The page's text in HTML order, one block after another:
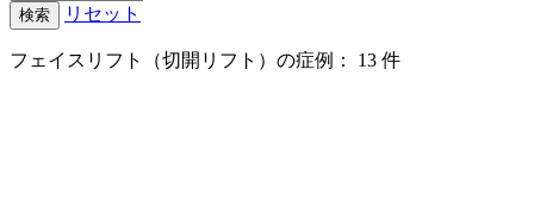
検索 リセット
フェイスリフト（切開リフト）の症例 ： 13 件